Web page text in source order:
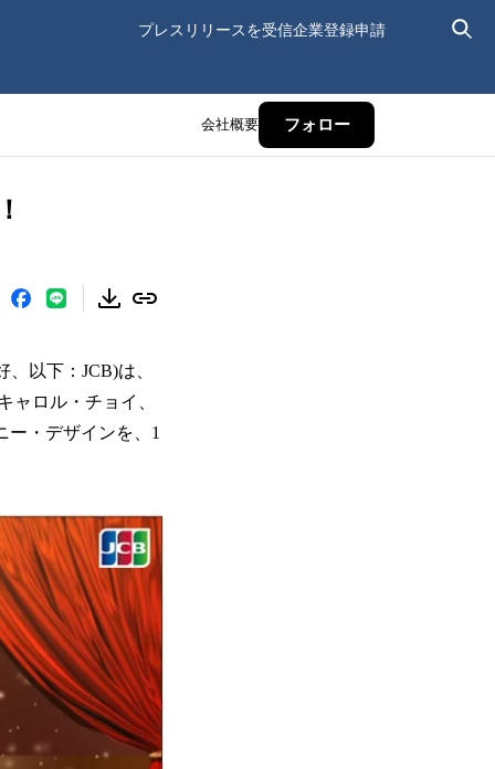
プレスリリースを受信企業登録申請
会社概要 フォロー
以下：JCB)は、
ャロル・チョイ、
ー・デザインを、1